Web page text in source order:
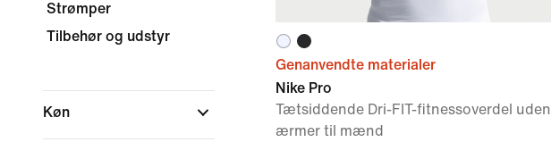
Strømper
Tilbehør og udstyr
Køn
Genanvendte materialer
Nike Pro
Tætsiddende Dri-FIT-fitnessoverdel uden
ærmer til mænd